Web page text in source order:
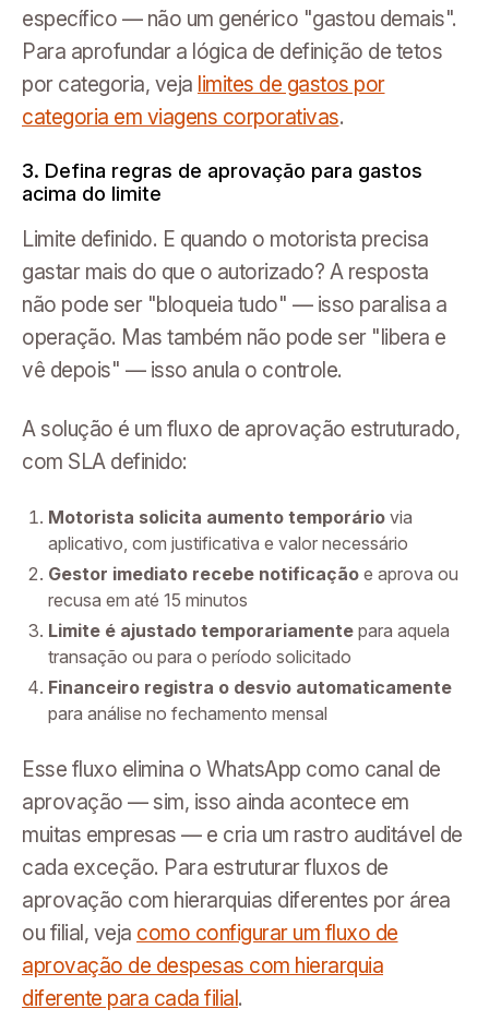
específico — não um genérico "gastou demais".
Para aprofundar a lógica de definição de tetos
por categoria, veja limites de gastos por
categoria em viagens corporativas.
3. Defina regras de aprovação para gastos
acima do limite
Limite definido. E quando o motorista precisa
gastar mais do que o autorizado? A resposta
não pode ser "bloqueia tudo" — isso paralisa a
operação. Mas também não pode ser "libera e
vê depois" — isso anula o controle.
A solução é um fluxo de aprovação estruturado,
com SLA definido:
Motorista solicita aumento temporário via
aplicativo, com justificativa e valor necessário
Gestor imediato recebe notificação e aprova ou
recusa em até 15 minutos
Limite é ajustado temporariamente para aquela
transação ou para o período solicitado
Financeiro registra o desvio automaticamente
para análise no fechamento mensal
Esse fluxo elimina o WhatsApp como canal de
aprovação — sim, isso ainda acontece em
muitas empresas — e cria um rastro auditável de
cada exceção. Para estruturar fluxos de
aprovação com hierarquias diferentes por área
ou filial, veja como configurar um fluxo de
aprovação de despesas com hierarquia
diferente para cada filial.